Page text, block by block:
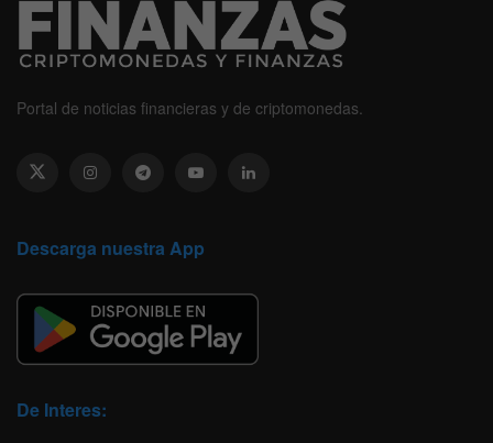
Portal de noticias financieras y de criptomonedas.
Descarga nuestra App
De Interes: